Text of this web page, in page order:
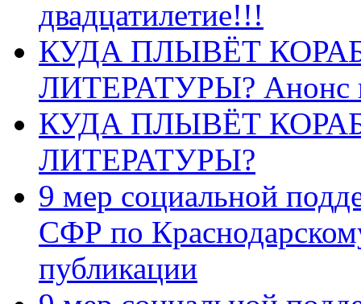
двадцатилетие!!!
КУДА ПЛЫВЁТ
ЛИТЕРАТУРЫ? Анонс
КУДА ПЛЫВЁТ
ЛИТЕРАТУРЫ?
9 мер социальной
СФР по
публикации